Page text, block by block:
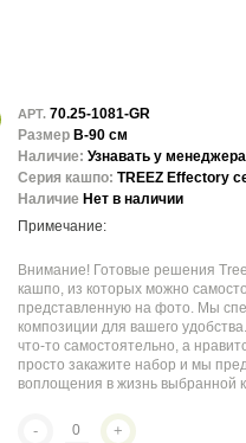
АРТ. 70.25-1081-GR
Размер В-90 см
Наличие: Узнавать у менеджера
Серия кашпо: TREEZ Effectory
Наличие Нет в наличии
Внимание! Готовые решения
кашпо, из которых можно
представленную на фото. Мы
композиции для вашего
что-то самостоятельно, а
просто закажите набор и мы
воплощения в жизнь выбранной
- +